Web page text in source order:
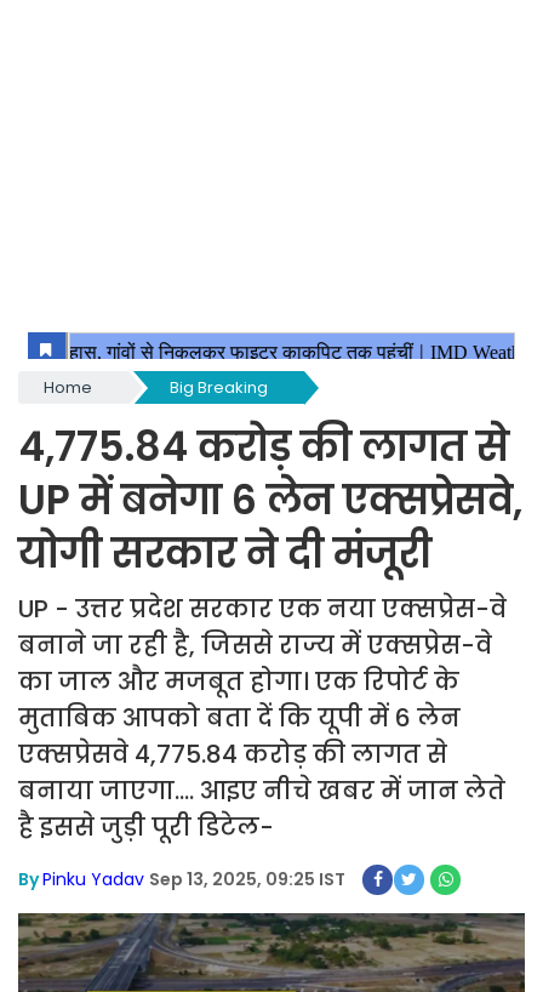
Home Big Breaking
4,775.84 करोड़ की लागत से
UP में बनेगा 6 लेन एक्सप्रेसवे,
योगी सरकार ने दी मंजूरी
UP - उत्तर प्रदेश सरकार एक नया एक्सप्रेस-वे
बनाने जा रही है, जिससे राज्य में एक्सप्रेस-वे
का जाल और मजबूत होगा। एक रिपोर्ट के
मुताबिक आपको बता दें कि यूपी में 6 लेन
एक्सप्रेसवे 4,775.84 करोड़ की लागत से
बनाया जाएगा.... आइए नीचे खबर में जान लेते
है इससे जुड़ी पूरी डिटेल-
ByPinku Yadav Sep 13, 2025, 09:25 IST